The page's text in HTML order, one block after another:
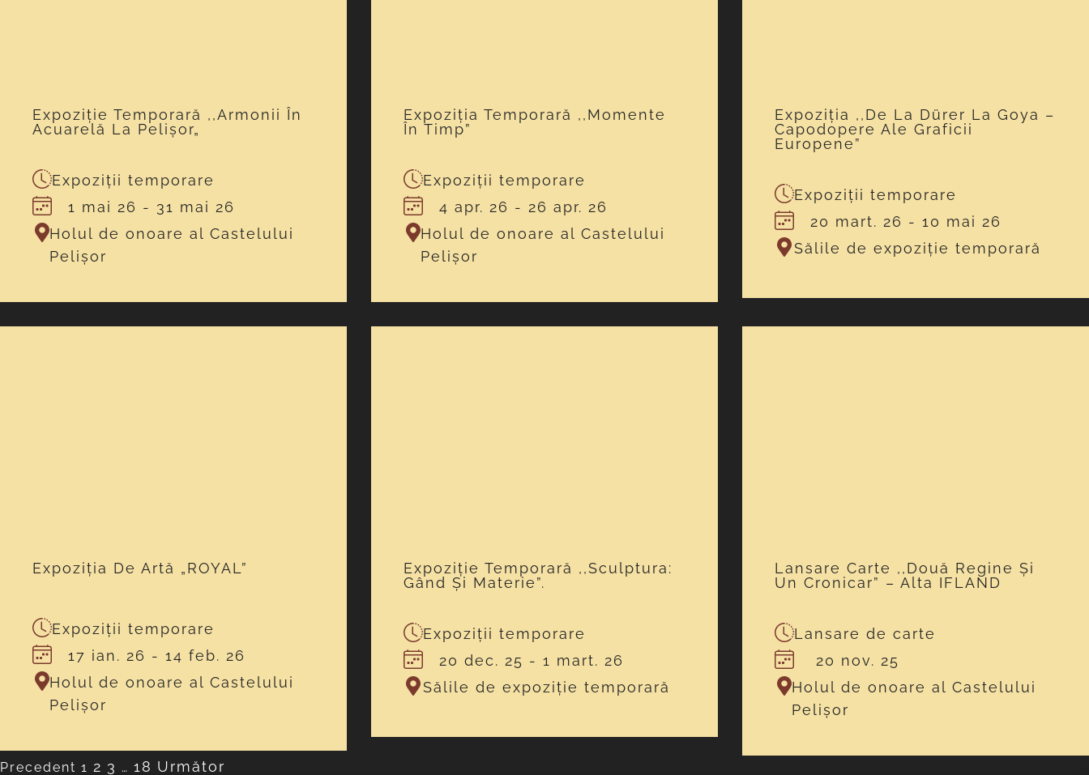
Expoziție Temporară ,,Armonii În
Acuarelă La Pelișor„
Expoziții temporare
1 mai 26 - 31 mai 26
Holul de onoare al Castelului
Pelișor
Expoziția Temporară ,,Momente
În Timp”
Expoziții temporare
4 apr. 26 - 26 apr. 26
Holul de onoare al Castelului
Pelișor
Expoziția ,,De La Dürer La Goya –
Capodopere Ale Graficii
Europene”
Expoziții temporare
20 mart. 26 - 10 mai 26
Sălile de expoziție temporară
Expoziția De Artă „ROYAL”
Expoziții temporare
17 ian. 26 - 14 feb. 26
Holul de onoare al Castelului
Pelișor
Expoziție Temporară ,,Sculptura:
Gând Și Materie”.
Expoziții temporare
20 dec. 25 - 1 mart. 26
Sălile de expoziție temporară
Lansare Carte ,,Două Regine Și
Un Cronicar” – Alta IFLAND
Lansare de carte
20 nov. 25
Holul de onoare al Castelului
Pelișor
Precedent 1 2 3 … 18 Următor